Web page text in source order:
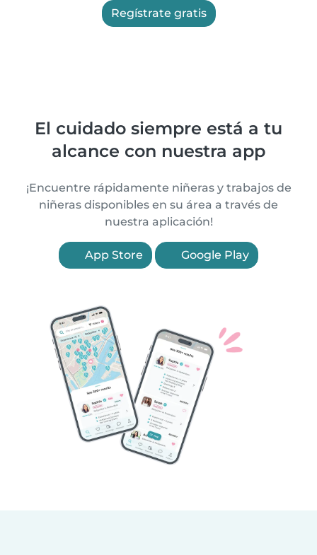
Regístrate gratis
El cuidado siempre está a tu
alcance con nuestra app
¡Encuentre rápidamente niñeras y trabajos de
niñeras disponibles en su área a través de
nuestra aplicación!
App Store Google Play